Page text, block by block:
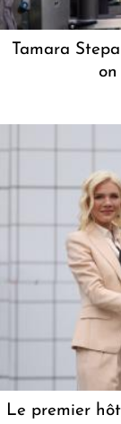
Tamara
Le premier